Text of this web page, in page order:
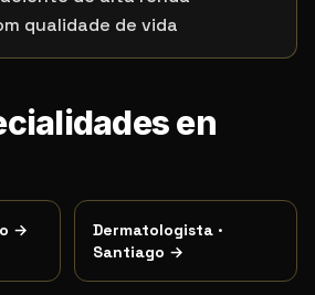
qualidade de vida
en
→ Dermatologista ·
Santiago →